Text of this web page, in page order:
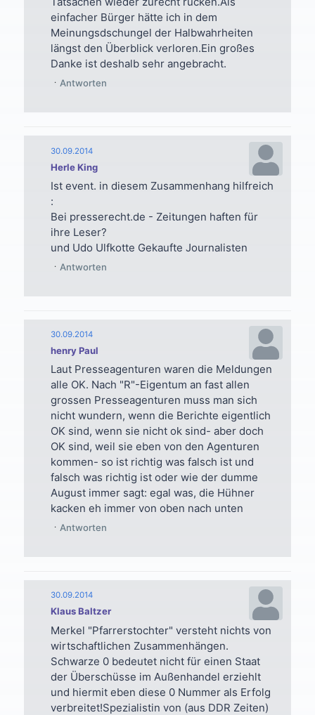
einfacher Bürger hätte ich in dem
Meinungsdschungel der Halbwahrheiten
längst den Überblick verloren.Ein großes
Danke ist deshalb sehr angebracht.
Antworten
Herle King
30.09.2014
Ist event. in diesem Zusammenhang hilfreich
:
Bei presserecht.de - Zeitungen haften für
ihre Leser?
und Udo Ulfkotte Gekaufte Journalisten
Antworten
henry Paul
30.09.2014
Laut Presseagenturen waren die Meldungen
alle OK. Nach "R"-Eigentum an fast allen
grossen Presseagenturen muss man sich
nicht wundern, wenn die Berichte eigentlich
OK sind, wenn sie nicht ok sind- aber doch
OK sind, weil sie eben von den Agenturen
kommen- so ist richtig was falsch ist und
falsch was richtig ist oder wie der dumme
August immer sagt: egal was, die Hühner
kacken eh immer von oben nach unten
Antworten
Klaus Baltzer
30.09.2014
Merkel "Pfarrerstochter" versteht nichts von
wirtschaftlichen Zusammenhängen.
Schwarze 0 bedeutet nicht für einen Staat
der Überschüsse im Außenhandel erziehlt
und hiermit eben diese 0 Nummer als Erfolg
verbreitet!Spezialistin von (aus DDR Zeiten)